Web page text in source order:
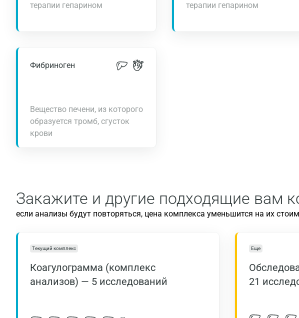
терапии гепарином
терапии гепарином
Фибриноген
Вещество печени, из которого
образуется тромб, сгусток
крови
Закажите и другие подходящие вам
если анализы будут повторяться, цена комплекса уменьшится на их
Текущий комплекс
Коагулограмма (комплекс
анализов) — 5 исследований
Еще
21